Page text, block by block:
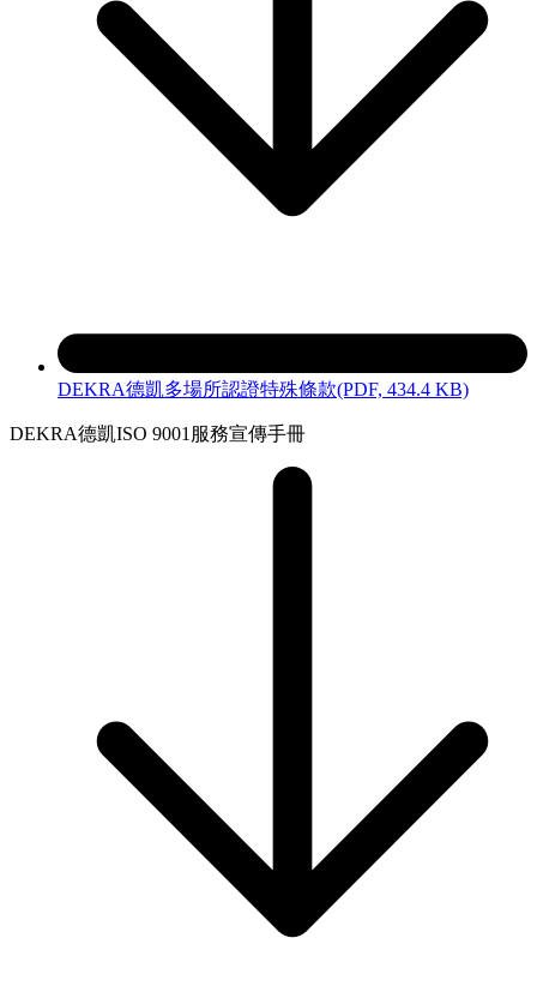
DEKRA德凱多場所認證特殊條款(PDF, 434.4 KB)
DEKRA德凱ISO 9001服務宣傳手冊